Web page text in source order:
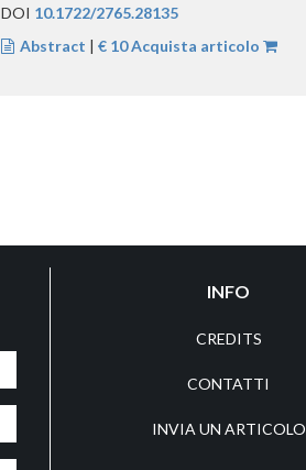
DOI 10.1722/2765.28135
Abstract | € 10 Acquista articolo
INFO
CREDITS
CONTATTI
INVIA UN ARTICOLO